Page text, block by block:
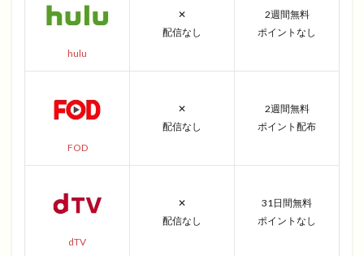
hulu
✕
配信なし
2週間無料
ポイントなし
FOD
✕
配信なし
2週間無料
ポイント配布
dTV
✕
配信なし
31日間無料
ポイントなし